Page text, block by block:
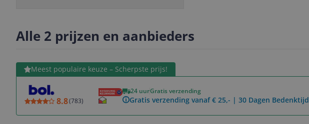
Alle 2 prijzen en aanbieders
Meest populaire keuze – Scherpste prijs!
8.8(783)
24 uurGratis verzending
Gratis verzending vanaf € 25,- | 30 Dagen Bedenktijd
Bekijk product